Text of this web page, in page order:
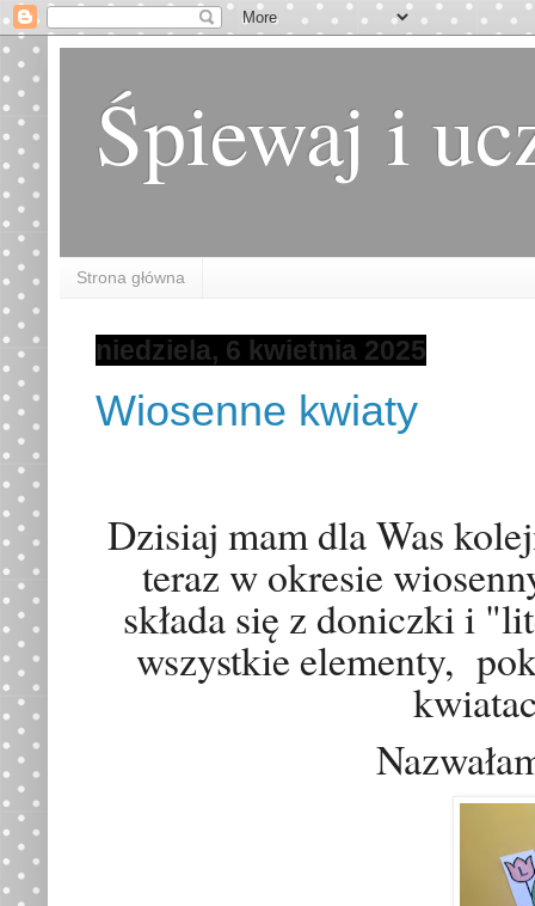
Śpiewaj i
Strona główna
niedziela, 6 kwietnia 2025
Wiosenne kwiaty
Dzisiaj mam dla Was
teraz w okresie
składa się z doniczki i
wszystkie elementy,